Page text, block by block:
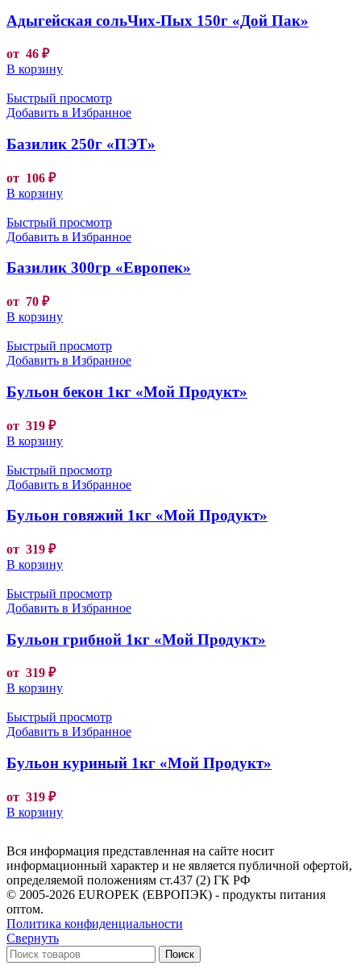
Адыгейская сольЧих-Пых 150г «Дой Пак»
от 46 ₽
В корзину
Быстрый просмотр
Добавить в Избранное
Базилик 250г «ПЭТ»
от 106 ₽
В корзину
Быстрый просмотр
Добавить в Избранное
Базилик 300гр «Европек»
от 70 ₽
В корзину
Быстрый просмотр
Добавить в Избранное
Бульон бекон 1кг «Мой Продукт»
от 319 ₽
В корзину
Быстрый просмотр
Добавить в Избранное
Бульон говяжий 1кг «Мой Продукт»
от 319 ₽
В корзину
Быстрый просмотр
Добавить в Избранное
Бульон грибной 1кг «Мой Продукт»
от 319 ₽
В корзину
Быстрый просмотр
Добавить в Избранное
Бульон куриный 1кг «Мой Продукт»
от 319 ₽
В корзину
Вся информация представленная на сайте носит
информационный характер и не является публичной офертой,
определяемой положениям ст.437 (2) ГК РФ
© 2005-2026 EUROPEK (ЕВРОПЭК) - продукты питания
оптом.
Политика конфиденциальности
Свернуть
Поиск